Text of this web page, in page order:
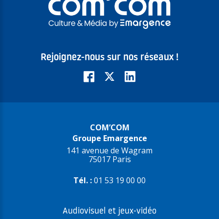
Rejoignez-nous sur nos réseaux !
COM’COM
Groupe Emargence
141 avenue de Wagram
75017 Paris
Tél. :01 53 19 00 00
Audiovisuel et jeux-vidéo